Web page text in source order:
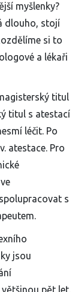
myšlenky?
dlouho, stojí
si to
a lékaři
titul
titul s atestací
léčit. Po
atestace. Pro
s
jsou
pět let.